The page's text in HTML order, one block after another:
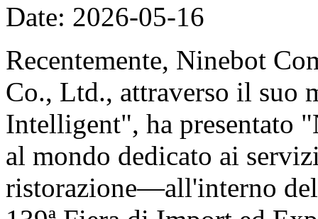
Date: 2026-05-16
Recentemente, Ninebot
Co., Ltd., attraverso il suo
Intelligent", ha
al mondo dedicato ai
ristorazione—all'interno